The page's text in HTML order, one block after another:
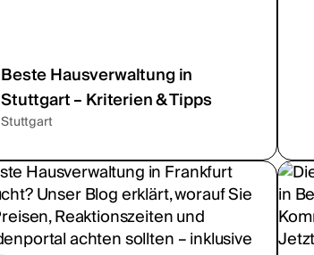
Beste Hausverwaltung in
Stuttgart – Kriterien & Tipps
Stuttgart